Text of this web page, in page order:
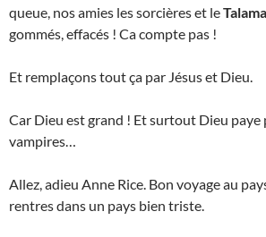
queue, nos amies les sorcières et le
gommés, effacés ! Ca compte pas !
Et remplaçons tout ça par Jésus et Dieu.
Car Dieu est grand ! Et surtout Dieu paye
vampires…
Allez, adieu Anne Rice. Bon voyage au
rentres dans un pays bien triste.